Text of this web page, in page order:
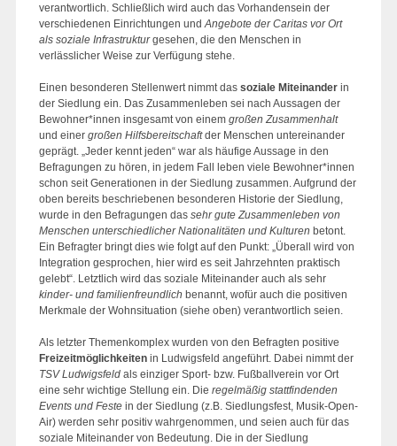
verantwortlich. Schließlich wird auch das Vorhandensein der
verschiedenen Einrichtungen undAngebote der Caritas vor Ort
als soziale Infrastrukturgesehen, die den Menschen in
verlässlicher Weise zur Verfügung stehe.
Einen besonderen Stellenwert nimmt das soziale Miteinander in
der Siedlung ein. Das Zusammenleben sei nach Aussagen der
Bewohner*innen insgesamt von einem großen Zusammenhalt
und einer großen Hilfsbereitschaftder Menschen untereinander
geprägt. „Jeder kennt jeden“ war als häufige Aussage in den
Befragungen zu hören, in jedem Fall leben viele Bewohner*innen
schon seit Generationen in der Siedlung zusammen. Aufgrund der
oben bereits beschriebenen besonderen Historie der Siedlung,
wurde in den Befragungen das sehr gute Zusammenleben von
Menschen unterschiedlicher Nationalitäten und Kulturen betont.
Ein Befragter bringt dies wie folgt auf den Punkt: „Überall wird von
Integration gesprochen, hier wird es seit Jahrzehnten praktisch
gelebt“. Letztlich wird das soziale Miteinander auch als sehr
kinder- und familienfreundlich benannt, wofür auch die positiven
Merkmale der Wohnsituation (siehe oben) verantwortlich seien.
Als letzter Themenkomplex wurden von den Befragten positive
Freizeitmöglichkeiten in Ludwigsfeld angeführt. Dabei nimmt der
TSV Ludwigsfeld als einziger Sport- bzw. Fußballverein vor Ort
eine sehr wichtige Stellung ein. Die regelmäßig stattfindenden
Events und Feste in der Siedlung (z.B. Siedlungsfest, Musik-Open-
Air) werden sehr positiv wahrgenommen, und seien auch für das
soziale Miteinander von Bedeutung. Die in der Siedlung